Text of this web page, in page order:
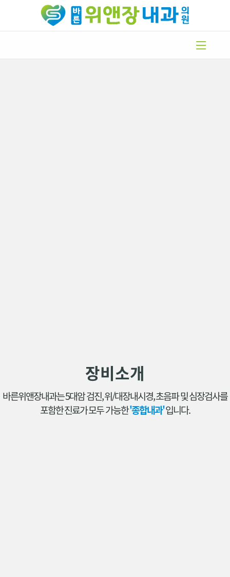
장비소개
바른위앤장내과는 5대암 검진, 위/대장내시경, 초음파 및 심장검사를
포함한 진료가 모두 가능한'종합내과'입니다.